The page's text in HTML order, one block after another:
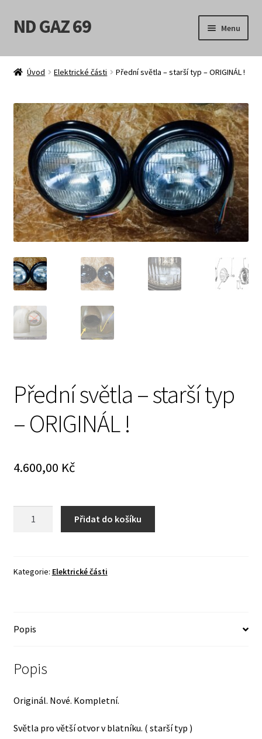
Přeskočit
na
Přejít
k
webu
ND GAZ 69 Menu
Úvodní stránka
Obchod
Košík
Pokladna
Možnosti doručení
Obchodní podmínky
Prodávající – kontaktní informace
Způsoby úhrady
O nás
Úvod Elektrické části Přední světla – starší typ – ORIGINÁL !
Přední světla – starší typ
– ORIGINÁL !
4.600,00 Kč
typ
množství
Přidat do košíku
Kategorie: Elektrické části
Popis
Popis
Originál. Nové. Kompletní.
Světla pro větší otvor v blatníku. ( starší typ )